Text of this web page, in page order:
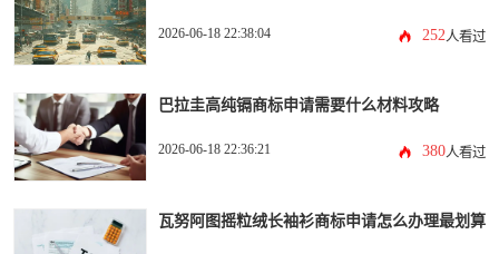
2026-06-18 22:38:04 252人看过
巴拉圭高纯镉商标申请需要什么材料攻略
2026-06-18 22:36:21 380人看过
瓦努阿图摇粒绒长袖衫商标申请怎么办理最划算